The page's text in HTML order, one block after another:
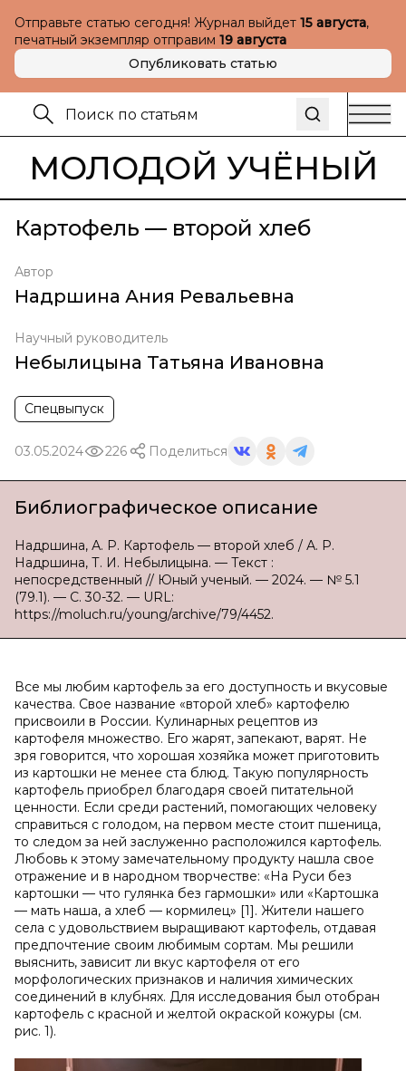
Отправьте статью сегодня! Журнал выйдет 15 августа,
печатный экземпляр отправим 19 августа
Опубликовать статью
МОЛОДОЙ УЧЁНЫЙ
Картофель — второй хлеб
Автор
Надршина Ания Ревальевна
Научный руководитель
Небылицына Татьяна Ивановна
Спецвыпуск
03.05.2024 226 Поделиться
Библиографическое описание
Надршина, А. Р. Картофель — второй хлеб / А. Р.
Надршина, Т. И. Небылицына. — Текст :
непосредственный // Юный ученый. — 2024. — № 5.1
(79.1). — С. 30-32. — URL:
https://moluch.ru/young/archive/79/4452.
Все мы любим картофель за его доступность и вкусовые
качества. Свое название «второй хлеб» картофелю
присвоили в России. Кулинарных рецептов из
картофеля множество. Его жарят, запекают, варят. Не
зря говорится, что хорошая хозяйка может приготовить
из картошки не менее ста блюд. Такую популярность
картофель приобрел благодаря своей питательной
ценности. Если среди растений, помогающих человеку
справиться с голодом, на первом месте стоит пшеница,
то следом за ней заслуженно расположился картофель.
Любовь к этому замечательному продукту нашла свое
отражение и в народном творчестве: «На Руси без
картошки — что гулянка без гармошки» или «Картошка
— мать наша, а хлеб — кормилец» [1]. Жители нашего
села с удовольствием выращивают картофель, отдавая
предпочтение своим любимым сортам. Мы решили
выяснить, зависит ли вкус картофеля от его
морфологических признаков и наличия химических
соединений в клубнях. Для исследования был отобран
картофель с красной и желтой окраской кожуры (см.
рис. 1).